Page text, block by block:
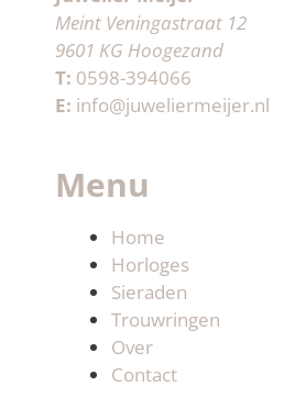
Meint Veningastraat 12
9601 KG Hoogezand
T: 0598-394066
E: info@juweliermeijer.nl
Menu
Home
Horloges
Sieraden
Trouwringen
Over
Contact